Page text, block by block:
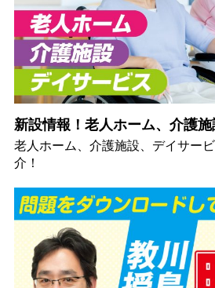
新設情報！老人ホーム、介護
老人ホーム、介護施設、デイサー
介！